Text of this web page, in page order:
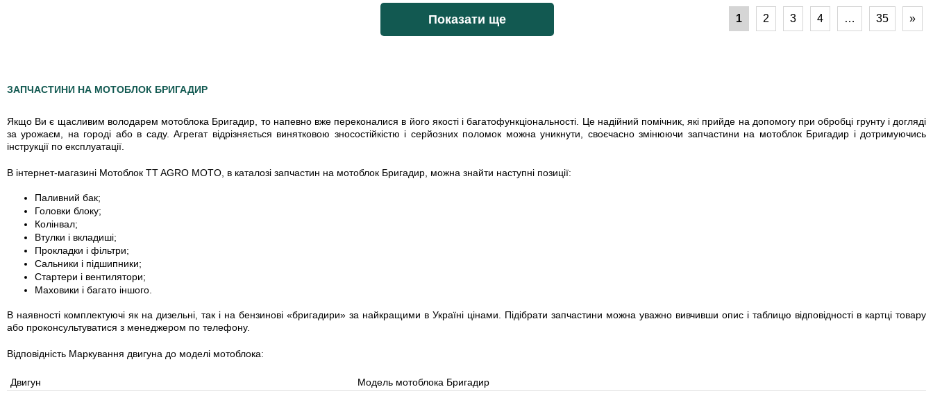
Показати ще 1 2 3 4 … 35 »
ЗАПЧАСТИНИ НА МОТОБЛОК БРИГАДИР
Якщо Ви є щасливим володарем мотоблока Бригадир, то напевно вже переконалися в його якості і багатофункціональності. Це надійний помічник, які прийде на допомогу при обробці грунту і догляді
за урожаєм, на городі або в саду. Агрегат відрізняється винятковою зносостійкістю і серйозних поломок можна уникнути, своєчасно змінюючи запчастини на мотоблок Бригадир і дотримуючись
інструкції по експлуатації.
В інтернет-магазині Мотоблок TT AGRO MOTO, в каталозі запчастин на мотоблок Бригадир, можна знайти наступні позиції:
Паливний бак;
Головки блоку;
Колінвал;
Втулки і вкладиші;
Прокладки і фільтри;
Сальники і підшипники;
Стартери і вентилятори;
Маховики і багато іншого.
В наявності комплектуючі як на дизельні, так і на бензинові «бригадири» за найкращими в Україні цінами. Підібрати запчастини можна уважно вивчивши опис і таблицю відповідності в картці товару
або проконсультуватися з менеджером по телефону.
Відповідність Маркування двигуна до моделі мотоблока:
Двигун
Модель мотоблока Бригадир